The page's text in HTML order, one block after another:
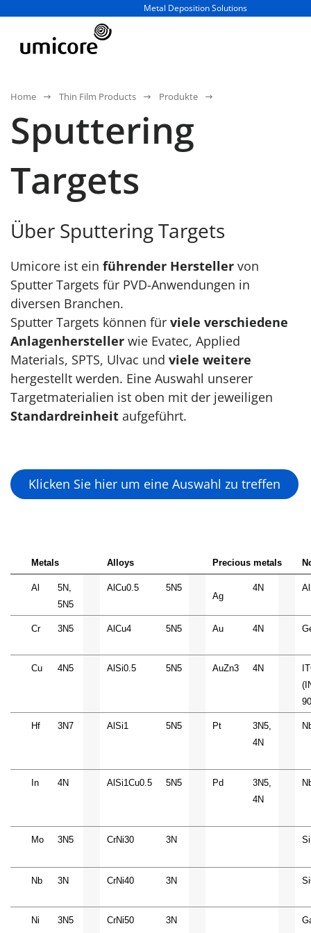
Geschäftsbereich / Abteilung:
Metal Deposition Solutions
Home Thin Film Products Produkte
Sputtering
Targets
Über Sputtering Targets
Umicore ist ein führender Hersteller von
Sputter Targets für PVD-Anwendungen in
diversen Branchen.
Sputter Targets können für viele verschiedene
Anlagenhersteller wie Evatec, Applied
Materials, SPTS, Ulvac und viele weitere
hergestellt werden. Eine Auswahl unserer
Targetmaterialien ist oben mit der jeweiligen
Standardreinheit aufgeführt.
Klicken Sie hier um eine Auswahl zu treffen
Metals Alloys Precious metals
Al
5N,
5N5
AlCu0.5
5N5
Ag
4N
Cr 3N5 AlCu4 5N5 Au 4N
Cu 4N5 AlSi0.5 5N5 AuZn3 4N
Hf 3N7 AlSi1 5N5 Pt
3N5,
4N
In 4N AlSi1Cu0.5 5N5 Pd
3N5,
4N
Mo 3N5 CrNi30 3N Si
Nb 3N CrNi40 3N
Ni 3N5 CrNi50 3N